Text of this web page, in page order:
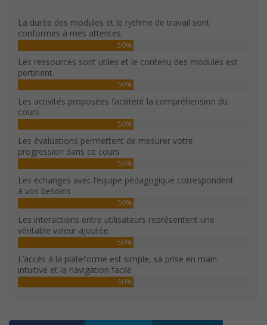
La durée des modules et le rythme de travail sont
conformes à mes attentes.
50%
Les ressources sont utiles et le contenu des modules est
pertinent.
50%
Les activités proposées facilitent la compréhension du
cours
50%
Les évaluations permettent de mesurer votre
progression dans ce cours
50%
Les échanges avec l’équipe pédagogique correspondent
à vos besoins
50%
Les interactions entre utilisateurs représentent une
véritable valeur ajoutée
50%
L’accès à la plateforme est simple, sa prise en main
intuitive et la navigation facile
50%